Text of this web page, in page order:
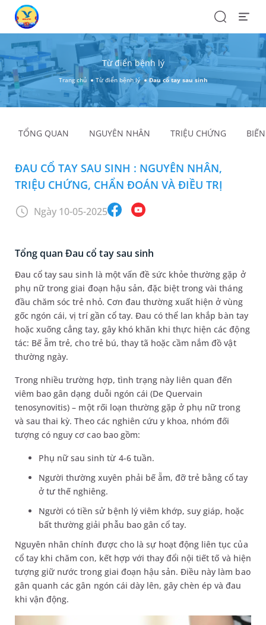
SearchOpen
Từ điển bệnh lý
Trang chủ Từ điển bệnh lý Đau cổ tay sau sinh
TỔNG QUAN NGUYÊN NHÂN TRIỆU CHỨNG
ĐAU CỔ TAY SAU SINH : NGUYÊN NHÂN,
TRIỆU CHỨNG, CHẨN ĐOÁN VÀ ĐIỀU TRỊ
Ngày 10-05-2025
Tổng quan Đau cổ tay sau sinh
Đau cổ tay sau sinh là một vấn đề sức khỏe thường gặp ở
phụ nữ trong giai đoạn hậu sản, đặc biệt trong vài tháng
đầu chăm sóc trẻ nhỏ. Cơn đau thường xuất hiện ở vùng
gốc ngón cái, vị trí gần cổ tay. Đau có thể lan khắp bàn tay
hoặc xuống cẳng tay, gây khó khăn khi thực hiện các động
tác: Bế ẵm trẻ, cho trẻ bú, thay tã hoặc cầm nắm đồ vật
thường ngày.
Trong nhiều trường hợp, tình trạng này liên quan đến
viêm bao gân dạng duỗi ngón cái (De Quervain
tenosynovitis) – một rối loạn thường gặp ở phụ nữ trong
và sau thai kỳ. Theo các nghiên cứu y khoa, nhóm đối
tượng có nguy cơ cao bao gồm:
Phụ nữ sau sinh từ 4-6 tuần.
Người thường xuyên phải bế ẵm, đỡ trẻ bằng cổ tay
ở tư thế nghiêng.
Người có tiền sử bệnh lý viêm khớp, suy giáp, hoặc
bất thường giải phẫu bao gân cổ tay.
Nguyên nhân chính được cho là sự hoạt động liên tục của
cổ tay khi chăm con, kết hợp với thay đổi nội tiết tố và hiện
tượng giữ nước trong giai đoạn hậu sản. Điều này làm bao
gân quanh các gân ngón cái dày lên, gây chèn ép và đau
khi vận động.